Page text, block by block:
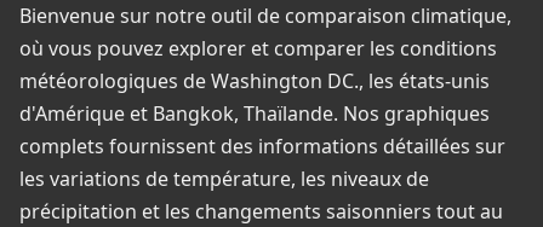
Bienvenue sur notre outil de comparaison climatique,
où vous pouvez explorer et comparer les conditions
météorologiques de Washington DC., les états-unis
d'Amérique et Bangkok, Thaïlande. Nos graphiques
complets fournissent des informations détaillées sur
les variations de température, les niveaux de
précipitation et les changements saisonniers tout au